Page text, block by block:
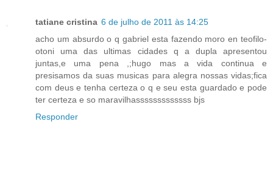
tatiane cristina 6 de julho de 2011 às 14:25
acho um absurdo o q gabriel esta fazendo moro en teofilo-
otoni uma das ultimas cidades q a dupla apresentou
juntas,e uma pena ,;hugo mas a vida continua e
presisamos da suas musicas para alegra nossas vidas;fica
com deus e tenha certeza o q e seu esta guardado e pode
ter certeza e so maravilhasssssssssssss bjs
Responder